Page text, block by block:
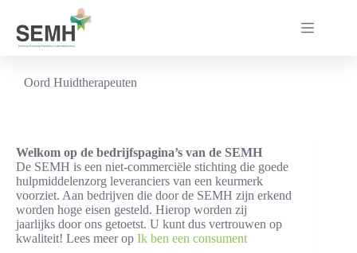
inhoud
Oord Huidtherapeuten
Welkom op de bedrijfspagina’s van de SEMH
De SEMH is een niet-commerciële stichting die goede
hulpmiddelenzorg leveranciers van een keurmerk
voorziet. Aan bedrijven die door de SEMH zijn erkend
worden hoge eisen gesteld. Hierop worden zij
jaarlijks door ons getoetst. U kunt dus vertrouwen op
kwaliteit! Lees meer op Ik ben een consument